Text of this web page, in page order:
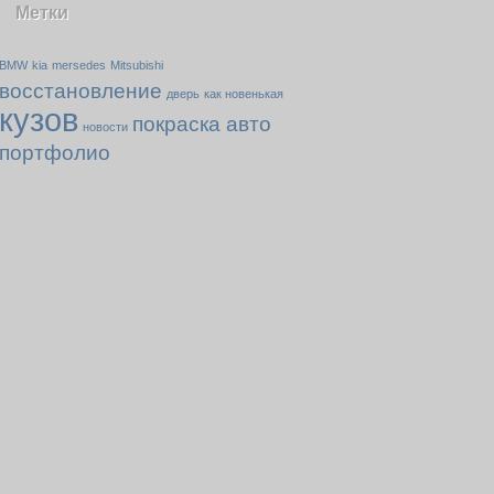
Метки
BMW kia mersedes Mitsubishi
восстановление дверь как новенькая
кузов новости покраска авто
портфолио